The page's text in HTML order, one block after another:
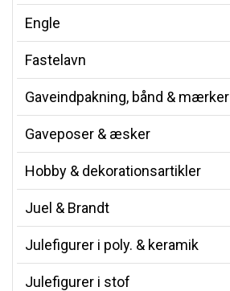
Engle
Fastelavn
Gaveindpakning, bånd & mærker
Gaveposer & æsker
Hobby & dekorationsartikler
Juel & Brandt
Julefigurer i poly. & keramik
Julefigurer i stof